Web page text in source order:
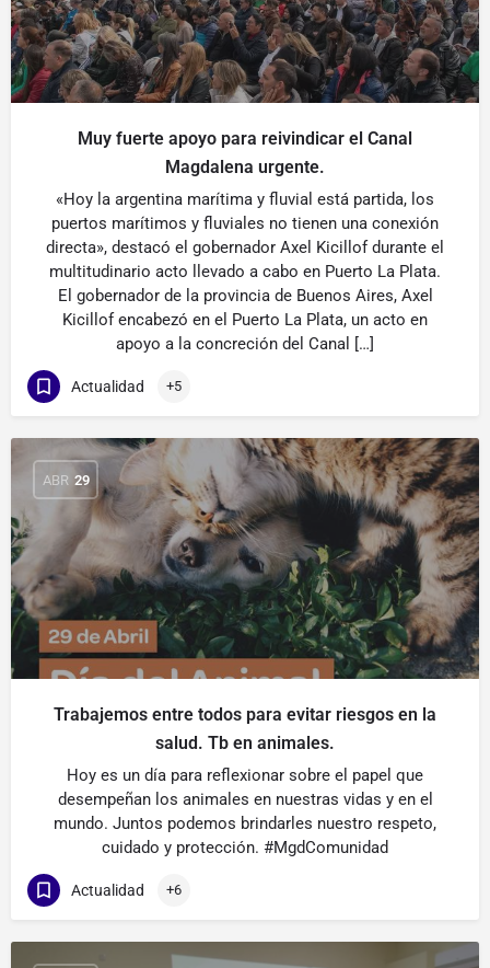
Muy fuerte apoyo para reivindicar el Canal
Magdalena urgente.
«Hoy la argentina marítima y fluvial está partida, los
puertos marítimos y fluviales no tienen una conexión
directa», destacó el gobernador Axel Kicillof durante el
multitudinario acto llevado a cabo en Puerto La Plata.
El gobernador de la provincia de Buenos Aires, Axel
Kicillof encabezó en el Puerto La Plata, un acto en
apoyo a la concreción del Canal […]
Actualidad +5
ABR 29
Trabajemos entre todos para evitar riesgos en la
salud. Tb en animales.
Hoy es un día para reflexionar sobre el papel que
desempeñan los animales en nuestras vidas y en el
mundo. Juntos podemos brindarles nuestro respeto,
cuidado y protección. #MgdComunidad
Actualidad +6